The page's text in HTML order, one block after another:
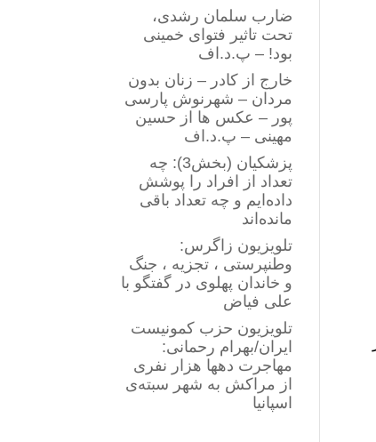
ضارب سلمان رشدی،
تحت تاثیر فتوای خمینی
بود! – پ.د.اف
خارج از کادر – زنان بدون
مردان – شهرنوش پارسی
پور – عکس ها از حسین
مهینی – پ.د.اف
پزشکیان (بخش3): چه
تعداد از افراد را پوشش
داده‌ایم و چه تعداد باقی
مانده‌اند
تلویزیون زاگرس:
وطنپرستی ، تجزیه ، جنگ
و خاندان پهلوی در گفتگو با
علی فیاض
تلویزیون حزب کمونیست
ایران/بهرام رحمانی:
مهاجرت دهها هزار نفری
از مراکش به شهر سبته‌ی
اسپانیا